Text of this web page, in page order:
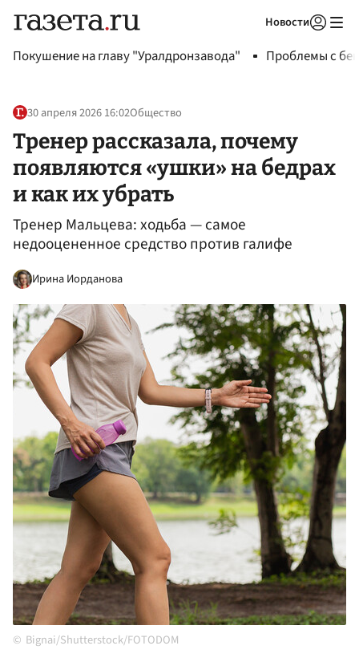
Новости
Покушение на главу "Уралдронзавода" Проблемы с
30 апреля 2026 16:02Общество
Тренер рассказала, почему
появляются «ушки» на бедрах
и как их убрать
Тренер Мальцева: ходьба — самое
недооцененное средство против галифе
Ирина Иорданова
Bignai/Shutterstock/FOTODOM